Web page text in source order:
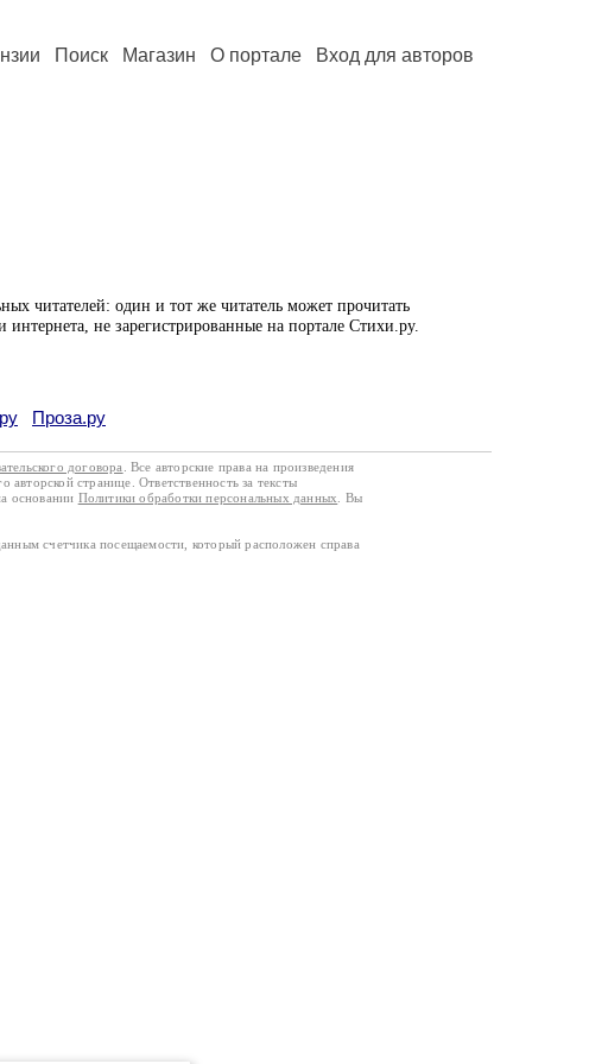
Поиск Магазин О портале Вход для авторов
читателей: один и тот же читатель может прочитать
интернета, не зарегистрированные на портале Стихи.ру.
Проза.ру
договора
. Все авторские права на произведения
авторской странице. Ответственность за тексты
основании Политики обработки персональных данных
. Вы
счетчика посещаемости, который расположен справа